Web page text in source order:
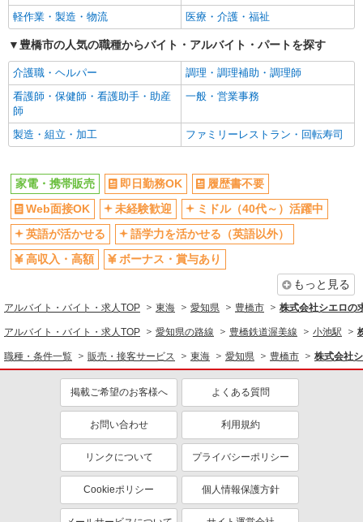
軽作業・製造・物流 医療・介護・福祉
豊橋市の人気の職種からバイト・アルバイト・パートを探す
介護職・ヘルパー
調理・調理補助・調理師
看護師・保健師・看護助手・助産
師
一般・営業事務
製造・組立・加工 ファミリーレストラン・回転寿司
家電・携帯販売 即日勤務OK
履歴書不要
Web面接OK
未経験歓迎
ミドル（40代～）活躍中
英語が活かせる
語学力を活かせる（英語以外）
高収入・高額
ボーナス・賞与あり
もっと見る
アルバイト・バイト・求人TOP 東海 愛知県 豊橋市 株式会社シエロの
アルバイト・バイト・求人TOP 愛知県の路線 豊橋鉄道渥美線 小池駅
職種・条件一覧 販売・接客サービス 東海 愛知県 豊橋市 株式会社
掲載ご希望のお客様へ よくある質問
お問い合わせ 利用規約
リンクについて プライバシーポリシー
Cookieポリシー 個人情報保護方針